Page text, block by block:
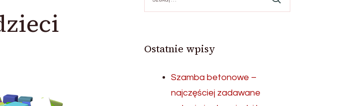
Ostatnie wpisy
Szamba betonowe –
najczęściej zadawane